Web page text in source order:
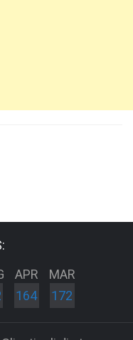
APR
164
MAR
172